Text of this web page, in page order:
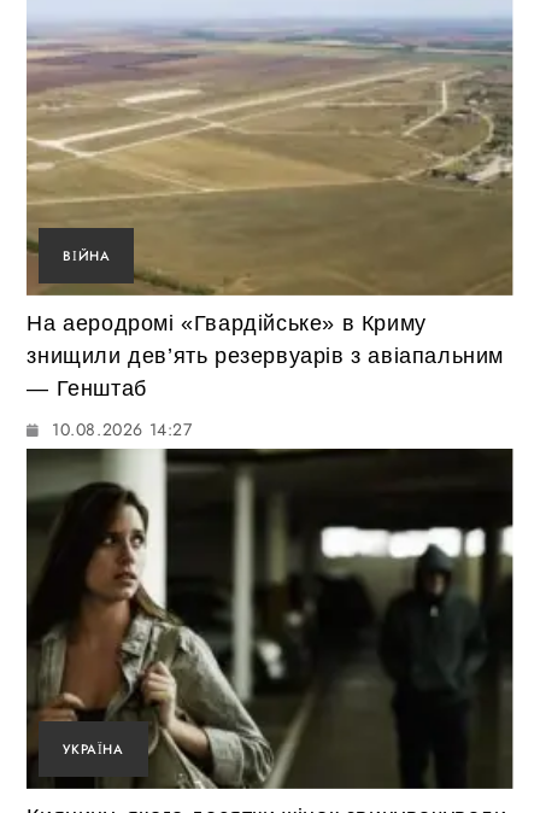
ВІЙНА
На аеродромі «Гвардійське» в Криму
знищили дев’ять резервуарів з авіапальним
— Генштаб
10.08.2026 14:27
УКРАЇНА